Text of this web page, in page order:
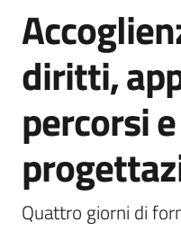
Servizi
Leggi
Atti
Bandi
Piani
Salta al contenuto
diritti,
percorsi e
Quattro giorni di